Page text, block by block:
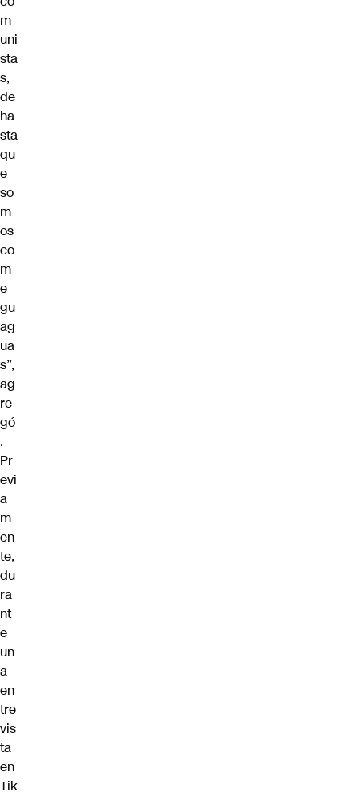
m
uni
sta
s,
de
ha
sta
qu
e
so
m
os
co
m
e
gu
ag
ua
s”,
ag
re
gó
.
Pr
evi
a
m
en
te,
du
ra
nt
e
un
a
en
tre
vis
ta
en
Tik